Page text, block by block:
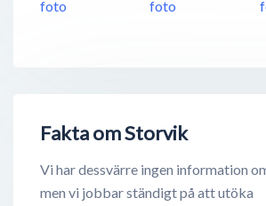
Fakta om Storvik
Vi har dessvärre ingen information
men vi jobbar ständigt på att utöka